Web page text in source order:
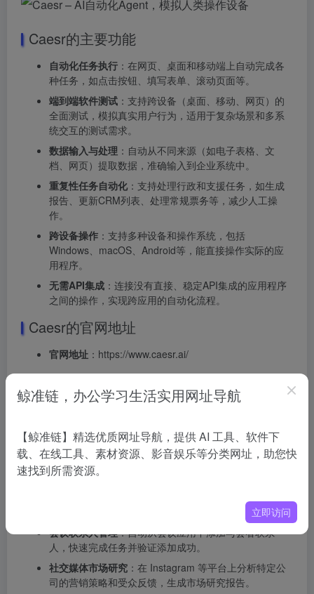
Caesr的主要功能
自动化任务执行 ：在网页、桌面和移动端上自动完成各
种任务，如点击按钮、填写表单、滚动页面等。
端到端软件测试 ：支持跨设备（桌面、移动、网页）的
全面测试，模拟真实用户行为，适用于复杂场景和多系
统交互的测试需求。
数据输入与处理 ：自动从不同来源（如电子表格、文
档、网页）提取数据，准确输入到企业系统中。
重复性任务自动化 ：支持处理行政和支援任务，如生成
报告、更新CRM列表、处理常规票务等，减少人工操
作。
跨设备操作 ：支持多种设备和操作系统，包括
Windows、macOS、Android等，能直接操作实际的应
用程序。
无需API集成 ：连接没有直接、稳定API集成的应用程序
之间的操作，实现跨应用的自动化流程。
Caesr的官网地址
官网地址 ：https://www.caesr.ai/
Caesr的产品定价
免费计划
：提供完整的功能和每月500个积分。
专业计划
：每月29欧元。基于使用量的定价，从每月
1000到100000个积分不等，可根据需求扩展。
企业计划：为大规模企业定制，包括高级安全、本地托
管、自定义集成和基于需求的定价。。
会议联系人管理：自动从会议应用中添加与会者联系
人，快速完成任务并验证添加成功。
社交媒体市场研究 ：在 Instagram 等平台上分析特定公
司的营销策略和受众反馈，生成市场研究报告。
鲸准链，办公学习生活实用网址导航
【鲸准链】精选优质网址导航，提供 AI 工具、软件下
载、在线工具、素材资源、影音娱乐等分类网址，助您快
速找到所需资源。
立即访问